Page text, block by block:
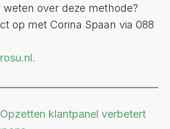
over deze methode?
op met Corina Spaan via 088
.
Opzetten klantpanel verbetert